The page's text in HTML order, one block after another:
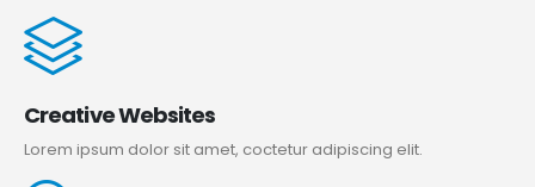
Creative Websites
Lorem ipsum dolor sit amet, coctetur adipiscing elit.